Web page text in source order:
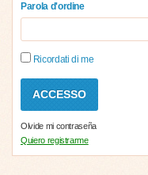
Parola d'ordine
Ricordati di me
Olvide mi contraseña
Quiero registrarme